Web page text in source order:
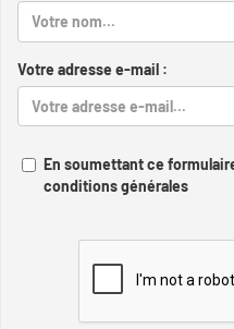
Votre adresse e-mail :
En soumettant ce
conditions générales